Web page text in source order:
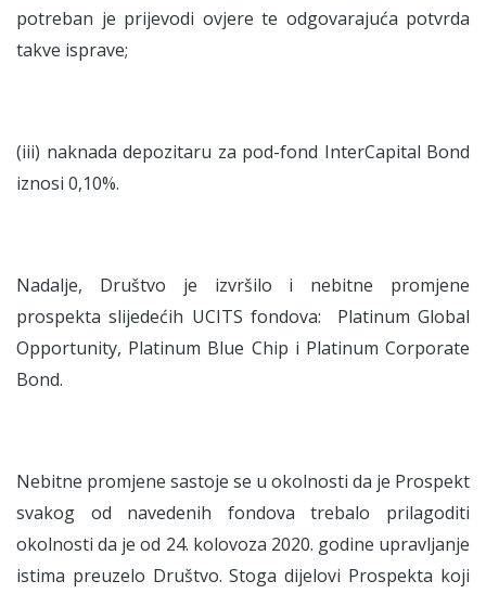
potreban je prijevodi ovjere te odgovarajuća potvrda
takve isprave;
(iii) naknada depozitaru za pod-fond InterCapital Bond
iznosi 0,10%.
Nadalje, Društvo je izvršilo i nebitne promjene
prospekta slijedećih UCITS fondova: Platinum Global
Opportunity, Platinum Blue Chip i Platinum Corporate
Bond.
Nebitne promjene sastoje se u okolnosti da je Prospekt
svakog od navedenih fondova trebalo prilagoditi
okolnosti da je od 24. kolovoza 2020. godine upravljanje
istima preuzelo Društvo. Stoga dijelovi Prospekta koji